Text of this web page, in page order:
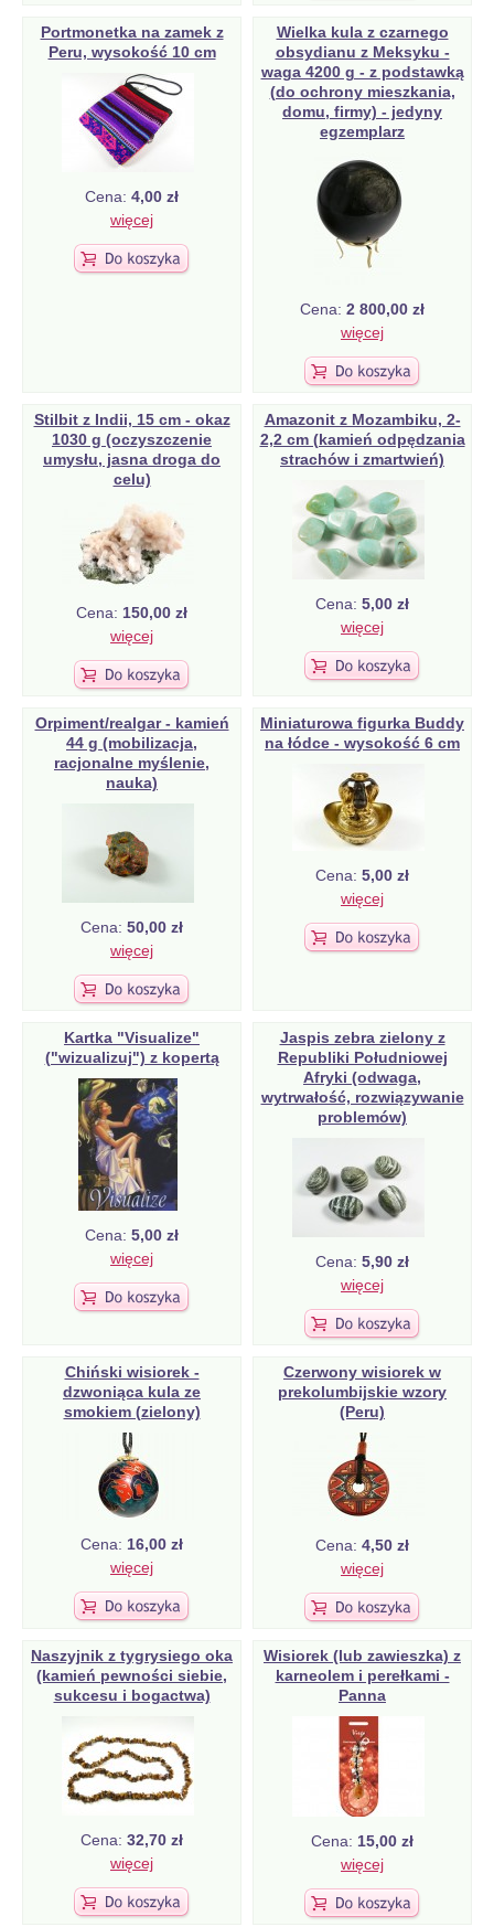
Portmonetka na zamek z
Peru, wysokość 10 cm
Cena: 4,00 zł
więcej
Wielka kula z czarnego
obsydianu z Meksyku -
waga 4200 g - z podstawką
(do ochrony mieszkania,
domu, firmy) - jedyny
egzemplarz
Cena: 2 800,00 zł
więcej
Stilbit z Indii, 15 cm - okaz
1030 g (oczyszczenie
umysłu, jasna droga do
celu)
Cena: 150,00 zł
więcej
Amazonit z Mozambiku, 2-
2,2 cm (kamień odpędzania
strachów i zmartwień)
Cena: 5,00 zł
więcej
Orpiment/realgar - kamień
44 g (mobilizacja,
racjonalne myślenie,
nauka)
Cena: 50,00 zł
więcej
Miniaturowa figurka Buddy
na łódce - wysokość 6 cm
Cena: 5,00 zł
więcej
Kartka "Visualize"
("wizualizuj") z kopertą
Cena: 5,00 zł
więcej
Jaspis zebra zielony z
Republiki Południowej
Afryki (odwaga,
wytrwałość, rozwiązywanie
problemów)
Cena: 5,90 zł
więcej
Chiński wisiorek -
dzwoniąca kula ze
smokiem (zielony)
Cena: 16,00 zł
więcej
Czerwony wisiorek w
prekolumbijskie wzory
(Peru)
Cena: 4,50 zł
więcej
Naszyjnik z tygrysiego oka
(kamień pewności siebie,
sukcesu i bogactwa)
Cena: 32,70 zł
więcej
Wisiorek (lub zawieszka) z
karneolem i perełkami -
Panna
Cena: 15,00 zł
więcej